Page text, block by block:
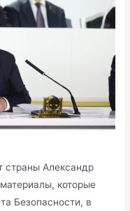
страны Александр
которые
Безопасности, в